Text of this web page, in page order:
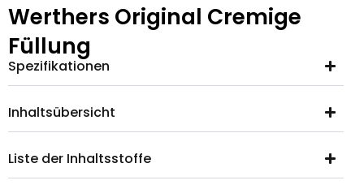
Werthers Original Cremige
Füllung
Spezifikationen
Inhaltsübersicht
Liste der Inhaltsstoffe